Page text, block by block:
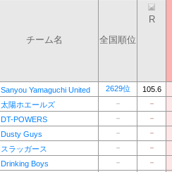
チーム名 全国順位
R
Sanyou Yamaguchi United 2629位
105.6
太陽ホエールズ －
－
DT-POWERS －
－
Dusty Guys －
－
スラッガース －
－
Drinking Boys －
－